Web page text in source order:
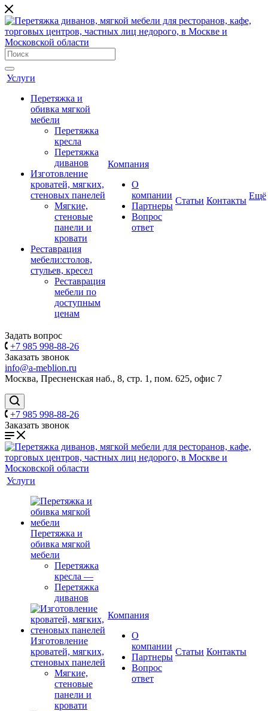
Услуги
Перетяжка и
обивка мягкой
мебели
Перетяжка
кресла
Перетяжка
диванов
Изготовление
кроватей, мягких,
стеновых панелей
Мягкие,
стеновые
панели и
кровати
Реставрация
мебели:столов,
стульев, кресел
Реставрация
мебели по
доступным
ценам
Компания
О
компании
Партнеры
Вопрос
ответ
Cтатьи Контакты Ещё
Задать вопрос
+7 985 998-88-26
Заказать звонок
info@a-meblion.ru
Москва, Пресненская наб., 8, стр. 1, пом. 625, офис 7
+7 985 998-88-26
Заказать звонок
Услуги
Перетяжка и
обивка мягкой
мебели
Перетяжка
кресла —
Перетяжка
диванов
Изготовление
кроватей, мягких,
стеновых панелей
Мягкие,
стеновые
панели и
кровати
Компания
О
компании
Партнеры
Вопрос
ответ
Cтатьи Контакты